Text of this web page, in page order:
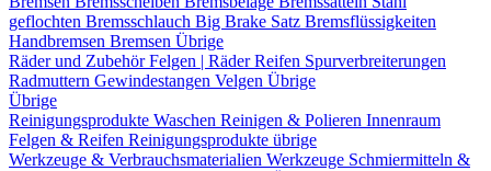
geflochten Bremsschlauch Big Brake Satz Bremsflüssigkeiten
Handbremsen Bremsen Übrige
Räder und ZubehörFelgen | RäderReifen Spurverbreiterungen
Radmuttern Gewindestangen Velgen Übrige
Übrige
Reinigungsprodukte Waschen Reinigen & Polieren Innenraum
Felgen & Reifen Reinigungsprodukte übrige
Werkzeuge & Verbrauchsmaterialien Werkzeuge Schmiermitteln &